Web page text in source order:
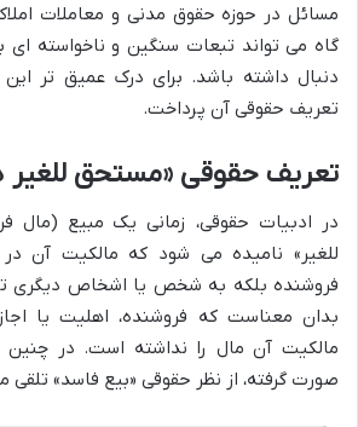
مسائل در حوزه حقوق مدنی و معاملات
گاه می تواند تبعات سنگین و ناخواسته ای
دنبال داشته باشد. برای درک عمیق تر این
تعریف حقوقی آن پرداخت.
تعریف حقوقی «مستحق للغیر
در ادبیات حقوقی، زمانی یک مبیع (مال
للغیر» نامیده می شود که مالکیت آن در
فروشنده بلکه به شخص یا اشخاص دیگری
بدان معناست که فروشنده، اهلیت یا
مالکیت آن مال را نداشته است. در چنین
صورت گرفته، از نظر حقوقی «بیع فاسد» تلقی